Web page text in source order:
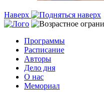
Наверх
Программы
Расписание
Авторы
Дело дня
О нас
Мемориал